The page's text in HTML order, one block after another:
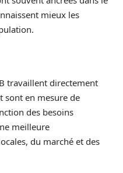
mieux les
travaillent directement
sont en mesure de
des besoins
meilleure
du marché et des